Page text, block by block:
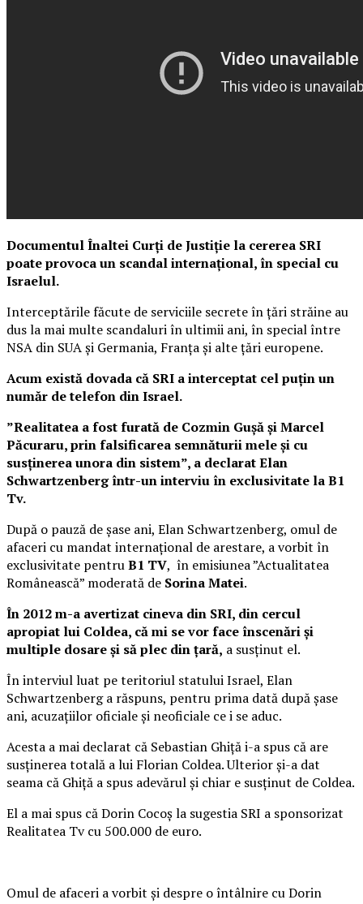
Documentul Înaltei Curți de Justiție la cererea SRI
poate provoca un scandal internațional, în special cu
Israelul.
Interceptările făcute de serviciile secrete în țări străine au
dus la mai multe scandaluri în ultimii ani, în special între
NSA din SUA și Germania, Franța și alte țări europene.
Acum există dovada că SRI a interceptat cel puțin un
număr de telefon din Israel.
”Realitatea a fost furată de Cozmin Gușă și Marcel
Păcuraru, prin falsificarea semnăturii mele și cu
susținerea unora din sistem”, a declarat Elan
Schwartzenberg într-un interviu în exclusivitate la B1
Tv.
După o pauză de șase ani, Elan Schwartzenberg, omul de
afaceri cu mandat internațional de arestare, a vorbit în
exclusivitate pentruB1 TV, în emisiunea ”Actualitatea
Românească” moderată de Sorina Matei.
În 2012 m-a avertizat cineva din SRI, din cercul
apropiat lui Coldea, că mi se vor face înscenări și
multiple dosare și să plec din țară, a susținut el.
În interviul luat pe teritoriul statului Israel, Elan
Schwartzenberg a răspuns, pentru prima dată după șase
ani, acuzațiilor oficiale și neoficiale ce i se aduc.
Acesta a mai declarat că Sebastian Ghiță i-a spus că are
susținerea totală a lui Florian Coldea. Ulterior și-a dat
seama că Ghiță a spus adevărul și chiar e susținut de Coldea.
El a mai spus că Dorin Cocoș la sugestia SRI a sponsorizat
Realitatea Tv cu 500.000 de euro.
Omul de afaceri a vorbit şi despre o întâlnire cu Dorin